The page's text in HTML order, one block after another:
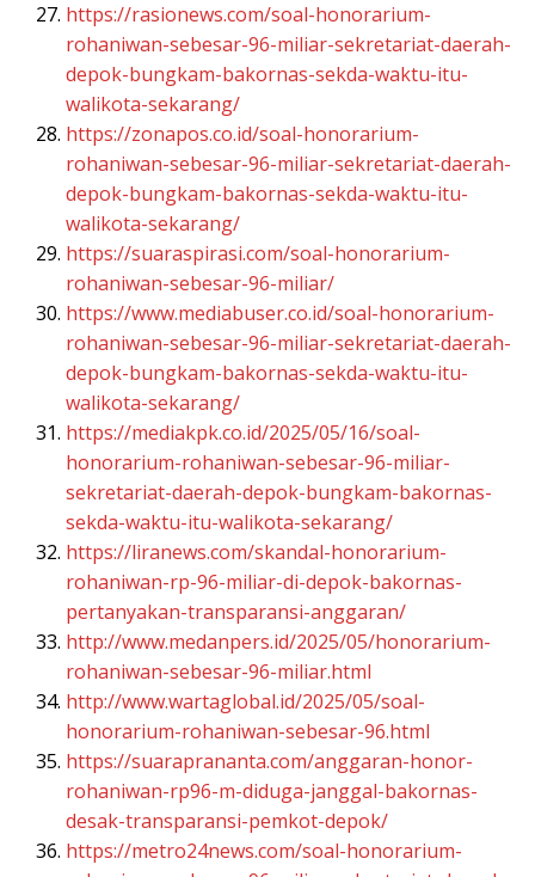
https://rasionews.com/soal-honorarium-
rohaniwan-sebesar-96-miliar-sekretariat-daerah-
depok-bungkam-bakornas-sekda-waktu-itu-
walikota-sekarang/
https://zonapos.co.id/soal-honorarium-
rohaniwan-sebesar-96-miliar-sekretariat-daerah-
depok-bungkam-bakornas-sekda-waktu-itu-
walikota-sekarang/
https://suaraspirasi.com/soal-honorarium-
rohaniwan-sebesar-96-miliar/
https://www.mediabuser.co.id/soal-honorarium-
rohaniwan-sebesar-96-miliar-sekretariat-daerah-
depok-bungkam-bakornas-sekda-waktu-itu-
walikota-sekarang/
https://mediakpk.co.id/2025/05/16/soal-
honorarium-rohaniwan-sebesar-96-miliar-
sekretariat-daerah-depok-bungkam-bakornas-
sekda-waktu-itu-walikota-sekarang/
https://liranews.com/skandal-honorarium-
rohaniwan-rp-96-miliar-di-depok-bakornas-
pertanyakan-transparansi-anggaran/
http://www.medanpers.id/2025/05/honorarium-
rohaniwan-sebesar-96-miliar.html
http://www.wartaglobal.id/2025/05/soal-
honorarium-rohaniwan-sebesar-96.html
https://suaraprananta.com/anggaran-honor-
rohaniwan-rp96-m-diduga-janggal-bakornas-
desak-transparansi-pemkot-depok/
https://metro24news.com/soal-honorarium-